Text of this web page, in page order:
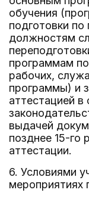
обучения
подготовки
должностям
программам
рабочих,
программы) и
аттестацией
выдачей
позднее 15-го
аттестации.
6. Условиями
мероприятиях